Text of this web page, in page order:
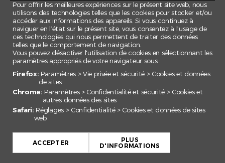
+
Pour offrir les meilleures expériences sur le présent site web, nous
utilisons des technologies telles que les cookies pour stocker et/ou
accéder aux informations des appareils. Si vous continuez à
naviguer en l’état sur le présent site, vous consentez à l’usage de
ces technologies qui nous permettent de traiter des données
telles que le comportement de navigation.
Vous pouvez désactiver l'utilisation de cookies en sélectionnant les
paramètres appropriés de votre navigateur sous :
Firefox: Paramètres > Vie privée et sécurité > Cookies et données
de sites
Chrome: Paramètres > Confidentialité et sécurité > Cookies et
autres données des sites
Safari: Réglages > Confidentialité > Cookies et données de sites
web
ACCEPTER PLUS
D'INFORMATIONS